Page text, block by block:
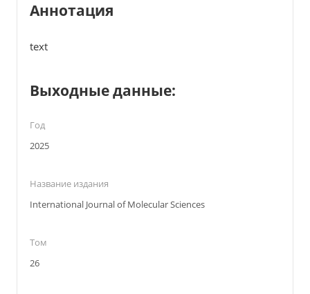
Аннотация
text
Выходные данные:
Год
2025
Название издания
International Journal of Molecular Sciences
Том
26